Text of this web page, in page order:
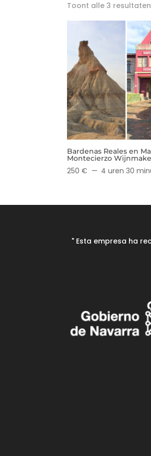
Toont alle 3 resultaten
Bardenas Reales en
Montecierzo
250 € 4 uren 30
" Esta empresa ha